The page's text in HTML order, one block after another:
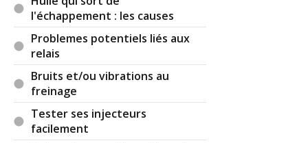
Parremy(2022-08-26 10:45:46) : Bonjour,
Merci pour ses conseils ! J'ai déjà fait pas mal des
choses que vous me conseillez, les freinages
d'urgences à répétition, aucun problème. Aucun
voyant ni code erreur à l'OBD.
Concernant l'état des freins, je suis allez chez le
garage qui n'a rien vu à l'oeil. Elle va passer au
pont mardi.
l'échappement : les causes
Problemes potentiels liés aux
relais
Bruits et/ou vibrations au
freinage
Tester ses injecteurs
facilement